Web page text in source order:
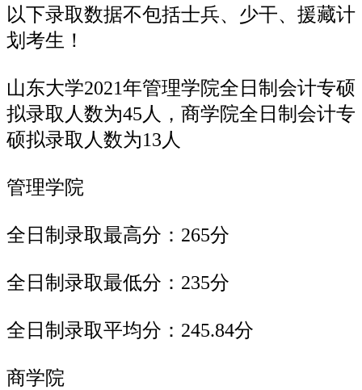
以下录取数据不包括士兵、少干、援藏计
划考生！
山东大学2021年管理学院全日制会计专硕
拟录取人数为45人，商学院全日制会计专
硕拟录取人数为13人
管理学院
全日制录取最高分：265分
全日制录取最低分：235分
全日制录取平均分：245.84分
商学院